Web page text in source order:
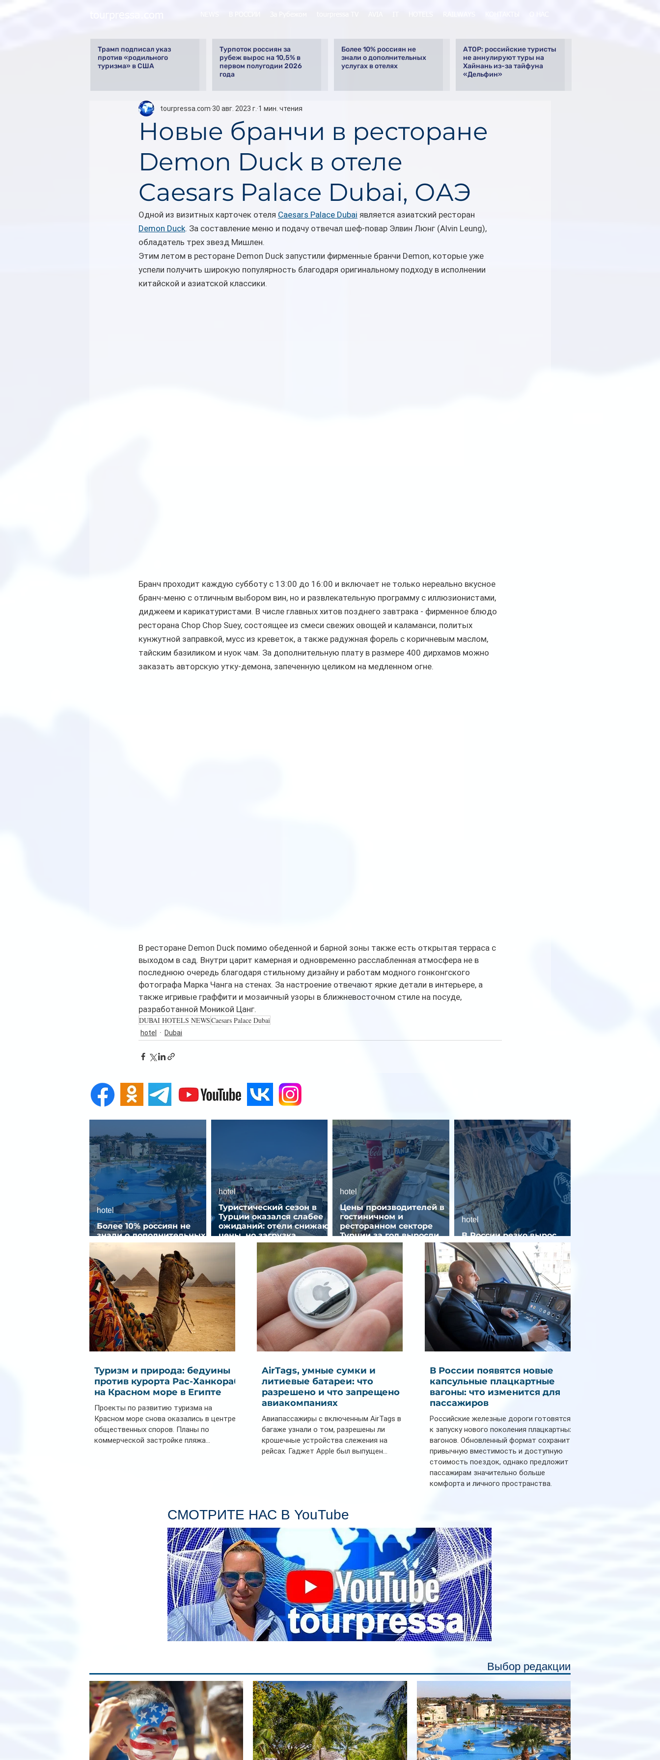
Трамп подписал указ
против «родильного
туризма» в США
Турпоток россиян за
рубеж вырос на 10,5% в
первом полугодии 2026
года
Более 10% россиян не
знали о дополнительных
услугах в отелях
АТОР: российские туристы
не аннулируют туры на
Хайнань из-за тайфуна
«Дельфин»
Новые бранчи в ресторане
Demon Duck в отеле
Caesars Palace Dubai, ОАЭ
tourpressa.com 30 авг. 2023 г. 1 мин. чтения
Одной из визитных карточек отеля Caesars Palace Dubai является азиатский ресторан
Demon Duck. За составление меню и подачу отвечал шеф-повар Элвин Люнг (Alvin Leung),
обладатель трех звезд Мишлен.
Этим летом в ресторане Demon Duck запустили фирменные бранчи Demon, которые уже
успели получить широкую популярность благодаря оригинальному подходу в исполнении
китайской и азиатской классики.
Бранч проходит каждую субботу с 13:00 до 16:00 и включает не только нереально вкусное
бранч-меню с отличным выбором вин, но и развлекательную программу с иллюзионистами,
диджеем и карикатуристами. В числе главных хитов позднего завтрака - фирменное блюдо
ресторана Chop Chop Suey, состоящее из смеси свежих овощей и каламанси, политых
кунжутной заправкой, мусс из креветок, а также радужная форель с коричневым маслом,
тайским базиликом и нуок чам. За дополнительную плату в размере 400 дирхамов можно
заказать авторскую утку-демона, запеченную целиком на медленном огне.
В ресторане Demon Duck помимо обеденной и барной зоны также есть открытая терраса с
выходом в сад. Внутри царит камерная и одновременно расслабленная атмосфера не в
последнюю очередь благодаря стильному дизайну и работам модного гонконгского
фотографа Марка Чанга на стенах. За настроение отвечают яркие детали в интерьере, а
также игривые граффити и мозаичный узоры в ближневосточном стиле на посуде,
разработанной Моникой Цанг.
DUBAI HOTELS NEWSCaesars Palace Dubai
hotel Dubai
Более 10% россиян не
знали о дополнительных
услугах в отелях
hotel
Туристический сезон в
Турции оказался слабее
ожиданий: отели снижают
цены, но загрузка
остается низкой
hotel
Цены производителей в
гостиничном и
ресторанном секторе
Турции за год выросли
почти на 32%
hotel
В России резко вырос
спрос на отели без звезд
hotel
Туризм и природа: бедуины
против курорта Рас-Ханкораб
на Красном море в Египте
Проекты по развитию туризма на
Красном море снова оказались в центре
общественных споров. Планы по
коммерческой застройке пляжа...
AirTags, умные сумки и
литиевые батареи: что
разрешено и что запрещено в
авиакомпаниях
Авиапассажиры с включенным AirTags в
багаже узнали о том, разрешены ли
крошечные устройства слежения на
рейсах. Гаджет Apple был выпущен...
В России появятся новые
капсульные плацкартные
вагоны: что изменится для
пассажиров
Российские железные дороги готовятся
к запуску нового поколения плацкартных
вагонов. Обновленный формат сохранит
привычную вместимость и доступную
стоимость поездок, однако предложит
пассажирам значительно больше
комфорта и личного пространства.
индивидуальные шторки у каждого
спального места. Они позволят
пассажирам закрыть свою полку во
время сна или отдыха, создав ощуще
СМОТРИТЕ НАС В YouTube
Выбор редакции